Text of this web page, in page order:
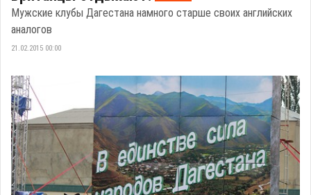
Мужские клубы Дагестана намного старше своих английских
аналогов
21.02.2015 00:00